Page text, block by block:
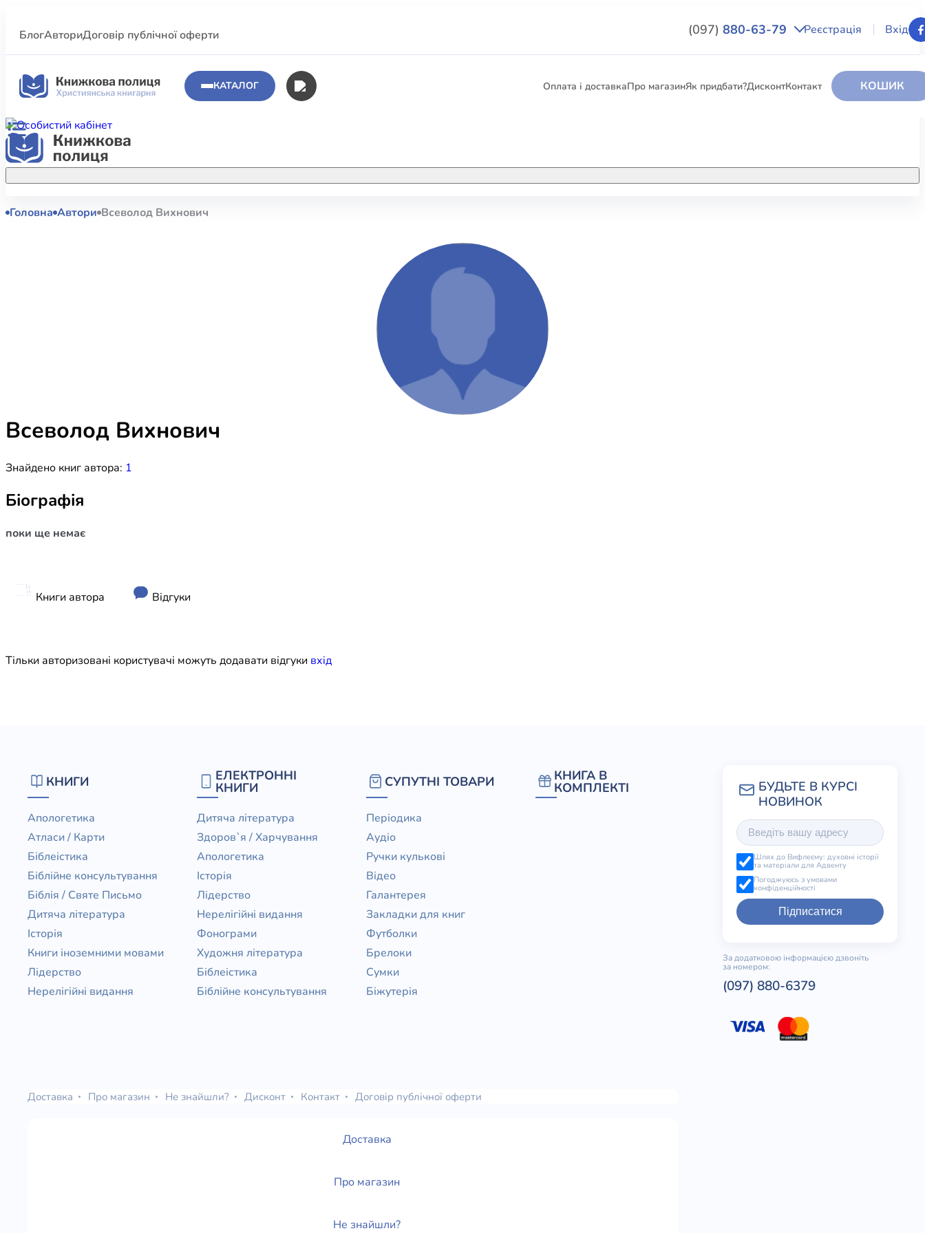
БлогАвториДоговір публічної оферти (097) 880-63-79 Реєстрація Вхід
КАТАЛОГ Оплата і доставкаПро магазинЯк придбати?ДисконтКонтакт КОШИК
Акційні пропозиції
КНИГИ
Біблійне консультування
Художня література
ЕЛЕКТРОННІ КНИГИ
КНИГА В КОМПЛЕКТІ
Головна Автори Всеволод Вихнович
Всеволод Вихнович
Знайдено книг автора: 1
Біографія
поки ще немає
Книги автора Відгуки
Тільки авторизовані користувачі можуть додавати відгуки вхiд
КНИГИ
Апологетика
Атласи / Карти
Біблеістика
Біблійне консультування
Біблія / Святе Письмо
Дитяча література
Історія
Книги іноземними мовами
Лідерство
Нерелігійні видання
ЕЛЕКТРОННІ
КНИГИ
Дитяча література
Здоров`я / Харчування
Апологетика
Історія
Лідерство
Нерелігійні видання
Фонограми
Художня література
Біблеістика
Біблійне консультування
СУПУТНІ ТОВАРИ
Періодика
Аудіо
Ручки кулькові
Відео
Галантерея
Закладки для книг
Футболки
Брелоки
Сумки
Біжутерія
КНИГА В
КОМПЛЕКТІ
Шлях до Вифлеєму: духовні історії
та матеріали для Адвенту
Погоджуюсь з умовами
конфіденційності
Підписатися
За додатковою інформацією дзвоніть
за номером:
(097) 880-6379
Доставка Про магазин Не знайшли? Дисконт Контакт Договір публічної оферти
Доставка
Про магазин
Не знайшли?